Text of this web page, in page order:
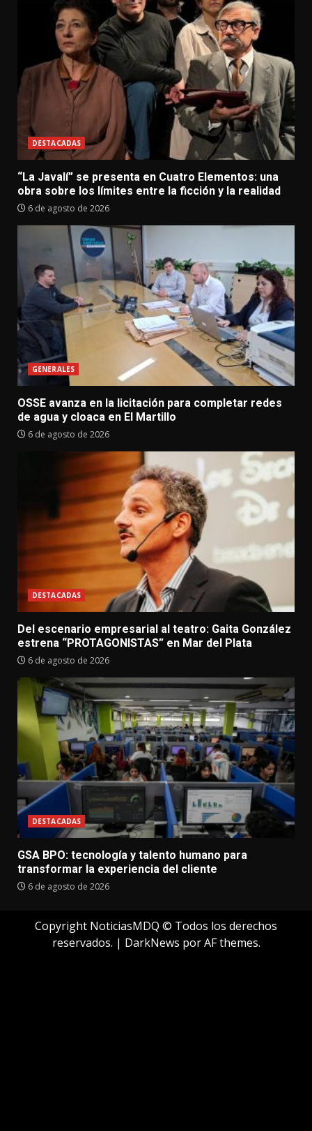
DESTACADAS
“La Javalí” se presenta en Cuatro Elementos: una
obra sobre los límites entre la ficción y la realidad
6 de agosto de 2026
GENERALES
OSSE avanza en la licitación para completar redes
de agua y cloaca en El Martillo
6 de agosto de 2026
DESTACADAS
Del escenario empresarial al teatro: Gaita González
estrena “PROTAGONISTAS” en Mar del Plata
6 de agosto de 2026
DESTACADAS
GSA BPO: tecnología y talento humano para
transformar la experiencia del cliente
6 de agosto de 2026
Copyright NoticiasMDQ © Todos los derechos
reservados. | DarkNews por AF themes.